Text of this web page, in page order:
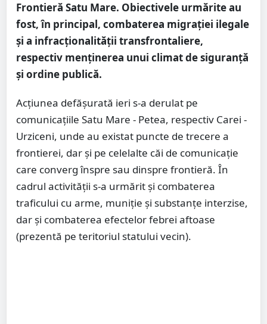
Frontieră Satu Mare. Obiectivele urmărite au
fost, în principal, combaterea migrației ilegale
și a infracționalității transfrontaliere,
respectiv menținerea unui climat de siguranță
și ordine publică.
Acțiunea defășurată ieri s-a derulat pe
comunicațiile Satu Mare - Petea, respectiv Carei -
Urziceni, unde au existat puncte de trecere a
frontierei, dar și pe celelalte căi de comunicație
care converg înspre sau dinspre frontieră. În
cadrul activității s-a urmărit și combaterea
traficului cu arme, muniție și substanțe interzise,
dar și combaterea efectelor febrei aftoase
(prezentă pe teritoriul statului vecin).